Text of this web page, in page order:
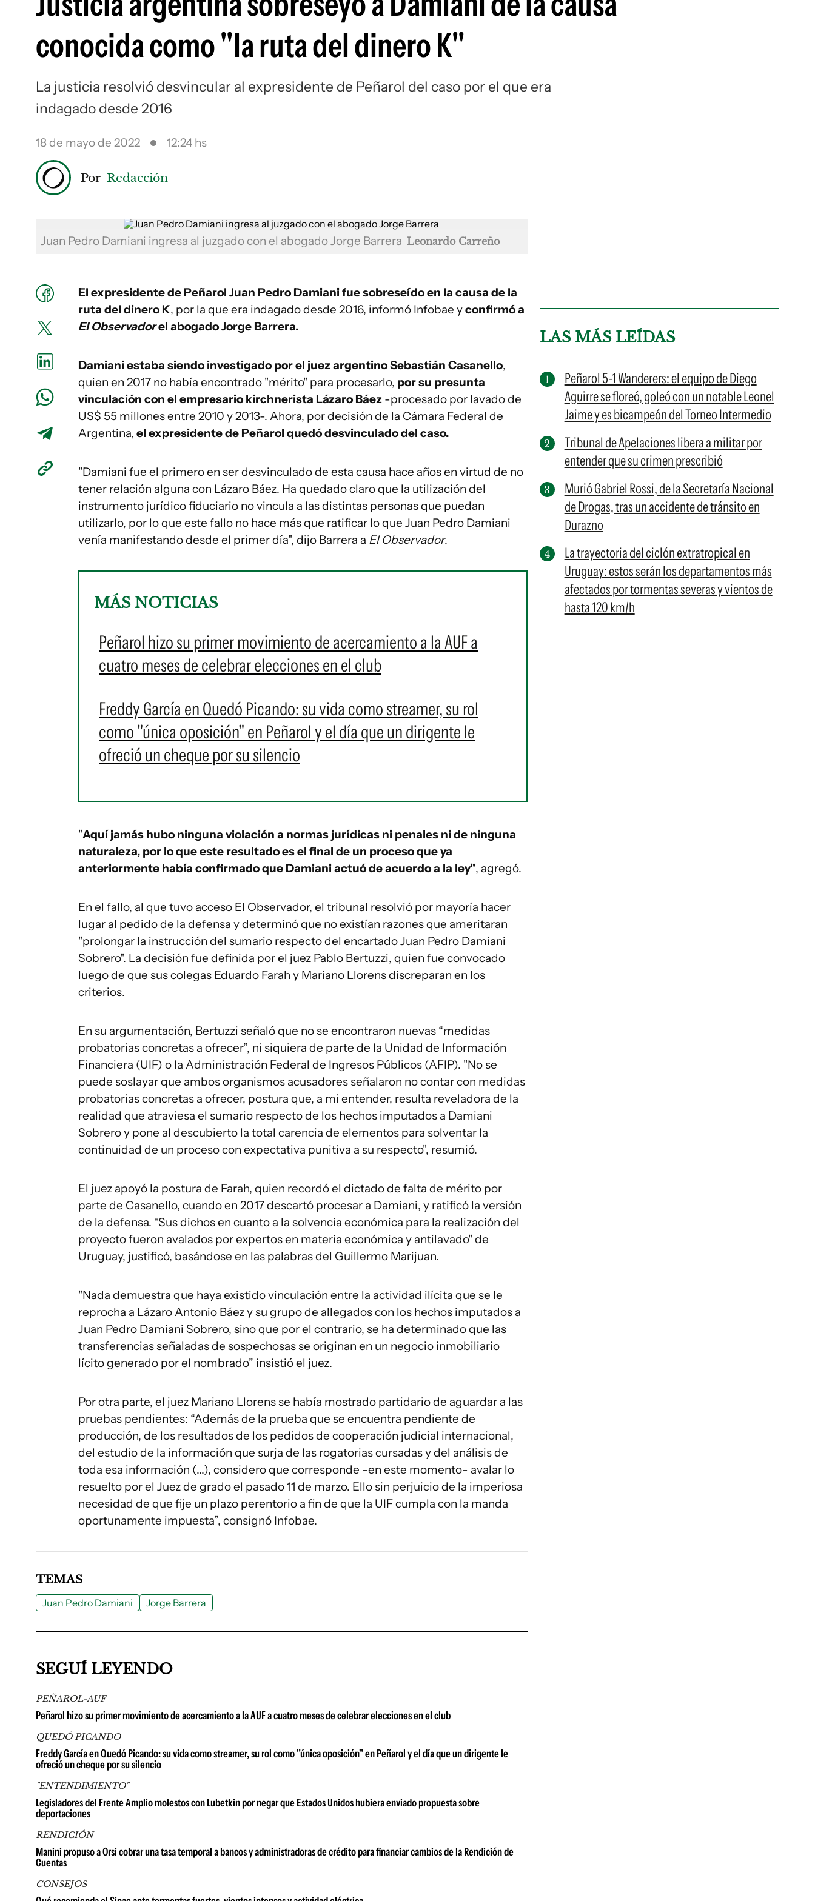
conocida como "la ruta del dinero K"
La justicia resolvió desvincular al expresidente de Peñarol del caso por el que era
indagado desde 2016
18 de mayo de 2022 12:24 hs
Por Redacción
Juan Pedro Damiani ingresa al juzgado con el abogado Jorge Barrera Leonardo Carreño
El expresidente de Peñarol Juan Pedro Damiani fue sobreseído en la causa de la
ruta del dinero K, por la que era indagado desde 2016, informó Infobae yconfirmó a
El Observadorel abogado Jorge Barrera.
Damiani estaba siendo investigado por el juez argentino Sebastián Casanello,
quien en 2017 no había encontrado "mérito" para procesarlo, por su presunta
vinculación con el empresario kirchnerista Lázaro Báez -procesado por lavado de
US$ 55 millones entre 2010 y 2013-. Ahora, por decisión de la Cámara Federal de
Argentina, el expresidente de Peñarol quedó desvinculado del caso.
"Damiani fue el primero en ser desvinculado de esta causa hace años en virtud de no
tener relación alguna con Lázaro Báez. Ha quedado claro que la utilización del
instrumento jurídico fiduciario no vincula a las distintas personas que puedan
utilizarlo, por lo que este fallo no hace más que ratificar lo que Juan Pedro Damiani
venía manifestando desde el primer día", dijo Barrera a El Observador.
MÁS NOTICIAS
Peñarol hizo su primer movimiento de acercamiento a la AUF a
cuatro meses de celebrar elecciones en el club
Freddy García en Quedó Picando: su vida como streamer, su rol
como "única oposición" en Peñarol y el día que un dirigente le
ofreció un cheque por su silencio
"Aquí jamás hubo ninguna violación a normas jurídicas ni penales ni de ninguna
naturaleza, por lo que este resultado es el final de un proceso que ya
anteriormente había confirmado que Damiani actuó de acuerdo a la ley", agregó.
En el fallo, al que tuvo acceso El Observador, el tribunal resolvió por mayoría hacer
lugar al pedido de la defensa y determinó que no existían razones que ameritaran
"prolongar la instrucción del sumario respecto del encartado Juan Pedro Damiani
Sobrero". La decisión fue definida por el juez Pablo Bertuzzi, quien fue convocado
luego de que sus colegas Eduardo Farah y Mariano Llorens discreparan en los
criterios.
En su argumentación, Bertuzzi señaló que no se encontraron nuevas “medidas
probatorias concretas a ofrecer”, ni siquiera de parte de la Unidad de Información
Financiera (UIF) o la Administración Federal de Ingresos Públicos (AFIP). "No se
puede soslayar que ambos organismos acusadores señalaron no contar con medidas
probatorias concretas a ofrecer, postura que, a mi entender, resulta reveladora de la
realidad que atraviesa el sumario respecto de los hechos imputados a Damiani
Sobrero y pone al descubierto la total carencia de elementos para solventar la
continuidad de un proceso con expectativa punitiva a su respecto", resumió.
El juez apoyó la postura de Farah, quien recordó el dictado de falta de mérito por
parte de Casanello, cuando en 2017 descartó procesar a Damiani, y ratificó la versión
de la defensa. “Sus dichos en cuanto a la solvencia económica para la realización del
proyecto fueron avalados por expertos en materia económica y antilavado" de
Uruguay, justificó, basándose en las palabras del Guillermo Marijuan.
"Nada demuestra que haya existido vinculación entre la actividad ilícita que se le
reprocha a Lázaro Antonio Báez y su grupo de allegados con los hechos imputados a
Juan Pedro Damiani Sobrero, sino que por el contrario, se ha determinado que las
transferencias señaladas de sospechosas se originan en un negocio inmobiliario
lícito generado por el nombrado” insistió el juez.
Por otra parte, el juez Mariano Llorens se había mostrado partidario de aguardar a las
pruebas pendientes: “Además de la prueba que se encuentra pendiente de
producción, de los resultados de los pedidos de cooperación judicial internacional,
del estudio de la información que surja de las rogatorias cursadas y del análisis de
toda esa información (...), considero que corresponde -en este momento- avalar lo
resuelto por el Juez de grado el pasado 11 de marzo. Ello sin perjuicio de la imperiosa
necesidad de que fije un plazo perentorio a fin de que la UIF cumpla con la manda
oportunamente impuesta”, consignó Infobae.
LAS MÁS LEÍDAS
Peñarol 5-1 Wanderers: el equipo de Diego
Aguirre se floreó, goleó con un notable Leonel
Jaime y es bicampeón del Torneo Intermedio
Tribunal de Apelaciones libera a militar por
entender que su crimen prescribió
Murió Gabriel Rossi, de la Secretaría Nacional
de Drogas, tras un accidente de tránsito en
Durazno
La trayectoria del ciclón extratropical en
Uruguay: estos serán los departamentos más
afectados por tormentas severas y vientos de
hasta 120 km/h
TEMAS
Juan Pedro Damiani Jorge Barrera
SEGUÍ LEYENDO
PEÑAROL-AUF
Peñarol hizo su primer movimiento de acercamiento a la AUF a cuatro meses de celebrar elecciones en el club
QUEDÓ PICANDO
Freddy García en Quedó Picando: su vida como streamer, su rol como "única oposición" en Peñarol y el día que un dirigente le
ofreció un cheque por su silencio
"ENTENDIMIENTO"
Legisladores del Frente Amplio molestos con Lubetkin por negar que Estados Unidos hubiera enviado propuesta sobre
deportaciones
RENDICIÓN
Manini propuso a Orsi cobrar una tasa temporal a bancos y administradoras de crédito para financiar cambios de la Rendición de
Cuentas
CONSEJOS